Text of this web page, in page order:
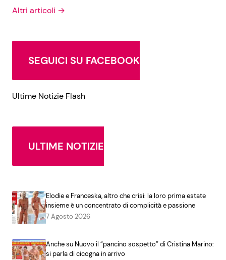
Altri articoli →
SEGUICI SU FACEBOOK
Ultime Notizie Flash
ULTIME NOTIZIE
Elodie e Franceska, altro che crisi: la loro prima estate
insieme è un concentrato di complicità e passione
7 Agosto 2026
Anche su Nuovo il “pancino sospetto” di Cristina Marino:
si parla di cicogna in arrivo